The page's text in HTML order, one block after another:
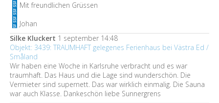
Mit freundlichen Grüssen
Johan
Silke Kluckert 1 september 14:48
Objekt: 3439: TRAUMHAFT gelegenes Ferienhaus bei Västra Ed /
Småland
Wir haben eine Woche in Karlsruhe verbracht und es war
traumhaft. Das Haus und die Lage sind wunderschön. Die
Vermieter sind supernett. Das war wirklich einmalig. Die Sauna
war auch Klasse. Dankeschön liebe Sunnergrens